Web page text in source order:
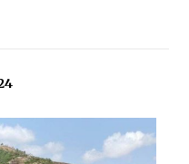
Ethiopia, 19 Tewas